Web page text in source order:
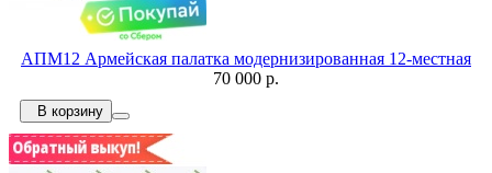
АПМ12 Армейская палатка модернизированная 12-местная
70 000 р.
В корзину